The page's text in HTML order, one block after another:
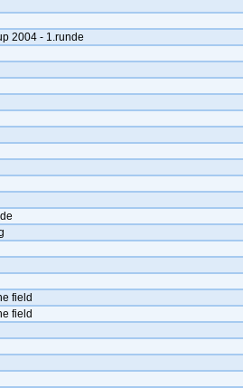
2004 - 1.runde
field
field